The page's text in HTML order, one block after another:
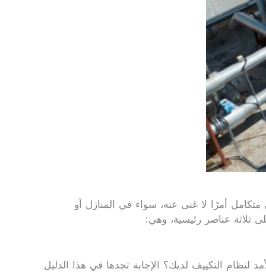
أمرًا لا غنى عنه، سواء في المنازل أو
ثلاثة عناصر رئيسية، وهي:
التكييف لديك؟ الإجابة تجدها في هذا الدليل